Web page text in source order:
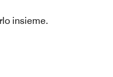
insieme.